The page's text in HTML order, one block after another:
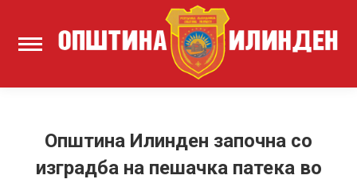
Општина Илинден започна со
изградба на пешачка патека во